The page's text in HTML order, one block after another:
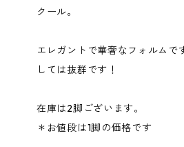
クール。
エレガントで華奢なフォルムで
しては抜群です！
在庫は2脚ございます。
＊お値段は1脚の価格です